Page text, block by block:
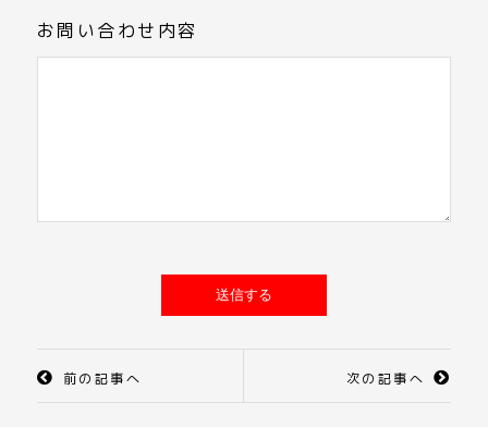
お問い合わせ内容
前の記事へ 次の記事へ